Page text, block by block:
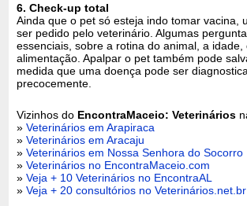
6. Check-up total
Ainda que o pet só esteja indo tomar vacina,
ser pedido pelo veterinário. Algumas
essenciais, sobre a rotina do animal, a idade,
alimentação. Apalpar o pet também pode
medida que uma doença pode ser
precocemente.
Vizinhos do EncontraMaceio: Veterinários
»Veterinários em Arapiraca
»Veterinários em Aracaju
»Veterinários em Nossa Senhora do Socorro
»Veterinários no EncontraMaceio.com
»Veja + 10 Veterinários no EncontraAL
»Veja + 20 consultórios no Veterinários.net.br